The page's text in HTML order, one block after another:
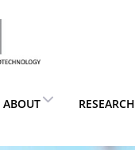
ABOUT RESEARCH